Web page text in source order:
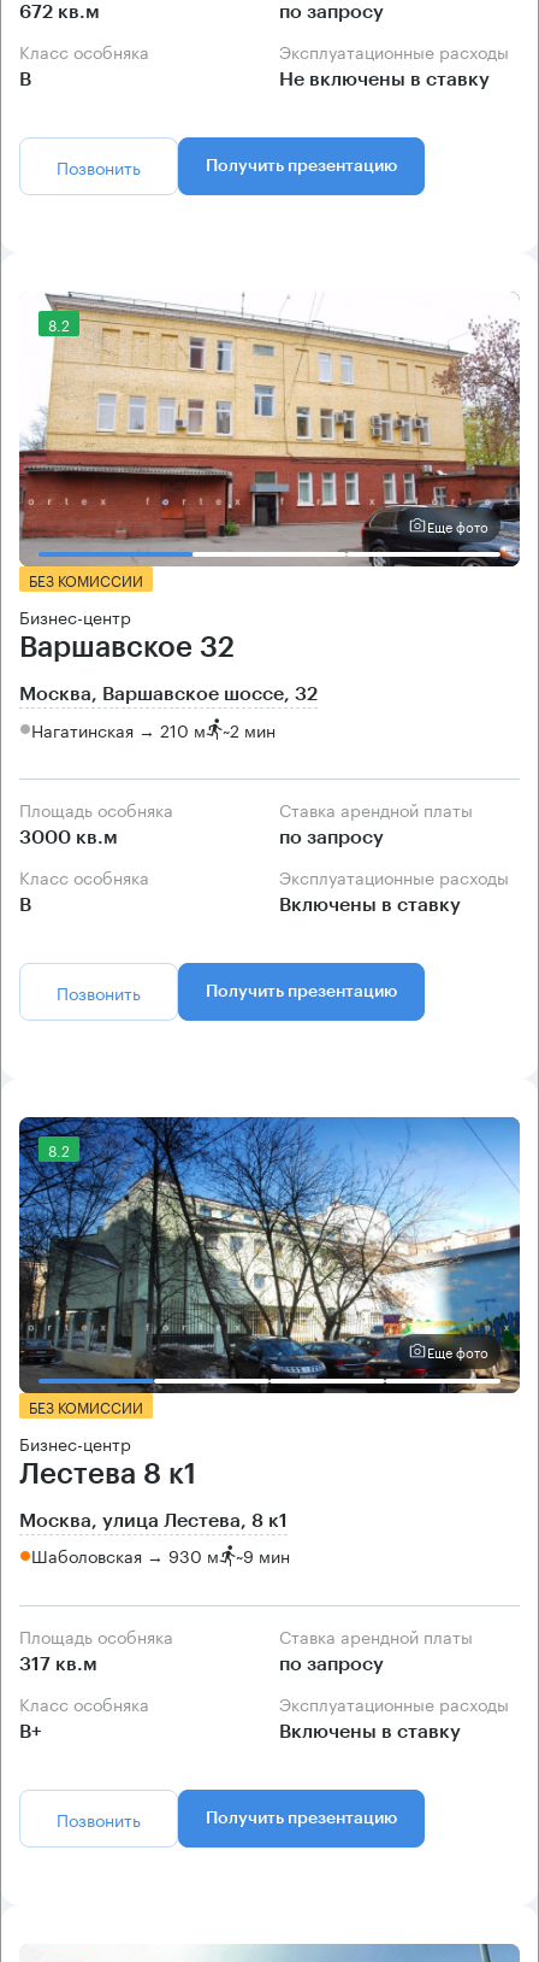
672 кв.м по запросу
Класс особняка
B
Эксплуатационные расходы
Не включены в ставку
Позвонить Получить презентацию
8.2
Еще фото
БЕЗ КОМИССИИ
Бизнес-центр
Варшавское 32
Москва, Варшавское шоссе, 32
Нагатинская → 210 м ~2 мин
Площадь особняка
3000 кв.м
Ставка арендной платы
по запросу
Класс особняка
B
Эксплуатационные расходы
Включены в ставку
Позвонить Получить презентацию
8.2
Еще фото
БЕЗ КОМИССИИ
Бизнес-центр
Лестева 8 к1
Москва, улица Лестева, 8 к1
Шаболовская → 930 м ~9 мин
Площадь особняка
317 кв.м
Ставка арендной платы
по запросу
Класс особняка
B+
Эксплуатационные расходы
Включены в ставку
Позвонить Получить презентацию